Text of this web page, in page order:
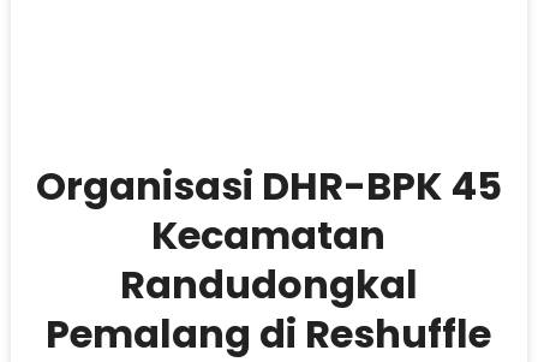
Organisasi DHR-BPK 45
Kecamatan
Randudongkal
Pemalang di Reshuffle